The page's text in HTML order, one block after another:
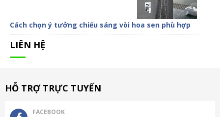
Cách chọn ý tưởng chiếu sáng vòi hoa sen phù hợp
LIÊN HỆ
HỖ TRỢ TRỰC TUYẾN
FACEBOOK